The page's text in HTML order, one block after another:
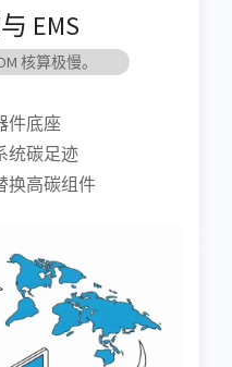
EMS
核算极慢。
件底座
统碳足迹
换高碳组件